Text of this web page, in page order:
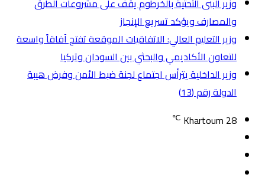
وزير البنى التحتية بالخرطوم يقف على مشروعات الطرق
والمصارف ويؤكد تسريع الإنجاز
وزير التعليم العالي: الاتفاقيات الموقعة تفتح آفاقاً واسعة
للتعاون الأكاديمي والبحثي بين السودان وتركيا
وزير الداخلية يترأس اجتماع لجنة ضبط الأمن وفرض هيبة
الدولة رقم (13)
Khartoum 28
℃